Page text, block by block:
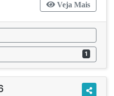
Veja Mais
1